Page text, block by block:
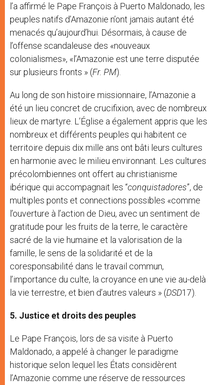
l’a affirmé le Pape François à Puerto Maldonado, les
peuples natifs d’Amazonie n’ont jamais autant été
menacés qu’aujourd’hui. Désormais, à cause de
l’offense scandaleuse des «nouveaux
colonialismes», «l’Amazonie est une terre disputée
sur plusieurs fronts » (Fr. PM).
Au long de son histoire missionnaire, l’Amazonie a
été un lieu concret de crucifixion, avec de nombreux
lieux de martyre. L’Église a également appris que les
nombreux et différents peuples qui habitent ce
territoire depuis dix mille ans ont bâti leurs cultures
en harmonie avec le milieu environnant. Les cultures
précolombiennes ont offert au christianisme
ibérique qui accompagnait les “conquistadores”, de
multiples ponts et connections possibles «comme
l’ouverture à l’action de Dieu, avec un sentiment de
gratitude pour les fruits de la terre, le caractère
sacré de la vie humaine et la valorisation de la
famille, le sens de la solidarité et de la
coresponsabilité dans le travail commun,
l’importance du culte, la croyance en une vie au-delà
la vie terrestre, et bien d’autres valeurs » (DSD17).
5. Justice et droits des peuples
Le Pape François, lors de sa visite à Puerto
Maldonado, a appelé à changer le paradigme
historique selon lequel les États considèrent
l’Amazonie comme une réserve de ressources